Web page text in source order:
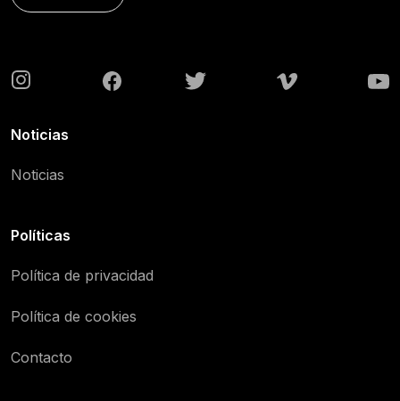
Noticias
Noticias
Políticas
Política de privacidad
Política de cookies
Contacto